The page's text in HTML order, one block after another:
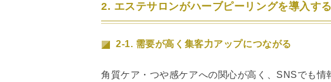
2. エステサロンがハーブピーリングを導入す
2-1. 需要が高く集客力アップにつながる
角質ケア・つや感ケアへの関心が高く、SNSでも